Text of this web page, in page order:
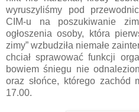
wyruszyliśmy pod
CIM-u na poszukiwanie
ogłoszenia osoby, która
zimy” wzbudziła niemałe
chciał sprawować funkcji
bowiem śniegu nie
oraz słońce, którego zachód
17.00.